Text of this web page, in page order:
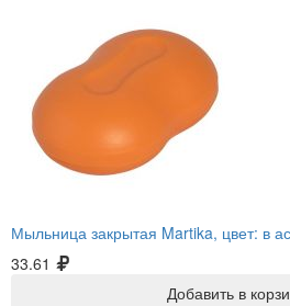
Мыльница закрытая Martika, цвет: в
33.61
Добавить в